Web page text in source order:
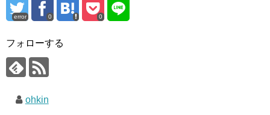
error 0 0
フォローする
ohkin